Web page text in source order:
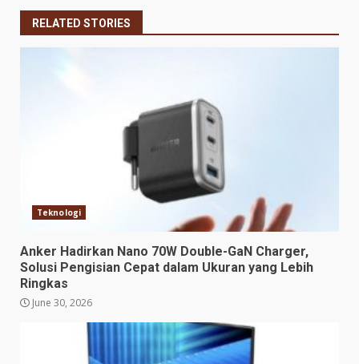
RELATED STORIES
Teknologi
Anker Hadirkan Nano 70W Double-GaN Charger,
Solusi Pengisian Cepat dalam Ukuran yang Lebih
Ringkas
June 30, 2026